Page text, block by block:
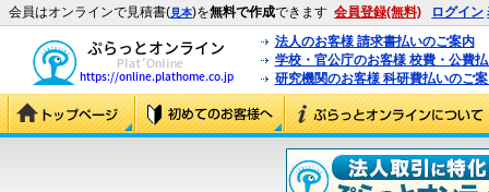
会員はオンラインで見積書(見本)を無料で作成できます 会員登録(無料) ログイン
法人のお客様 請求書払いのご案内
学校・官公庁のお客様 校費・公費
研究機関のお客様 科研費払いのご